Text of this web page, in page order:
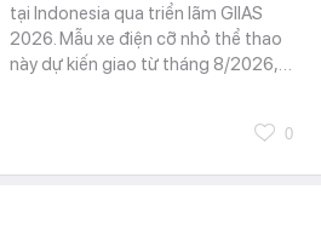
tại Indonesia qua triển lãm GIIAS
2026. Mẫu xe điện cỡ nhỏ thể thao
này dự kiến giao từ tháng 8/2026,…
0